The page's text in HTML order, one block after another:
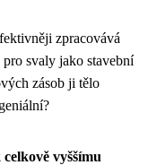
zpracovává
svaly jako stavební
zásob ji tělo
vyššímu